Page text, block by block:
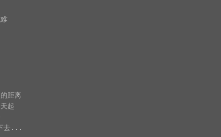
距离
起